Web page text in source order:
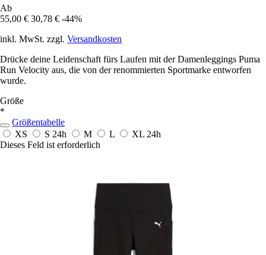
Ab
55,00 € 30,78 € -44%
inkl. MwSt. zzgl. Versandkosten
Drücke deine Leidenschaft fürs Laufen mit der Damenleggings Puma
Run Velocity aus, die von der renommierten Sportmarke entworfen
wurde.
Größe
*
Größentabelle
XS
S 24h M L XL 24h
Dieses Feld ist erforderlich